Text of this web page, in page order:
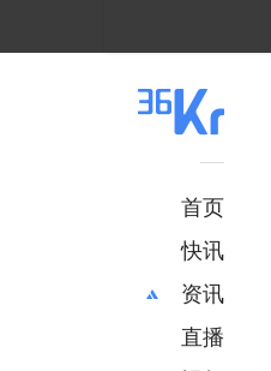
首页
快讯
资讯
推荐
直播